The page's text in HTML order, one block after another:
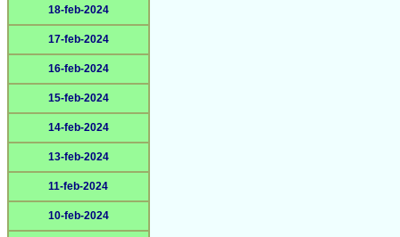
18-feb-2024
17-feb-2024
16-feb-2024
15-feb-2024
14-feb-2024
13-feb-2024
11-feb-2024
10-feb-2024